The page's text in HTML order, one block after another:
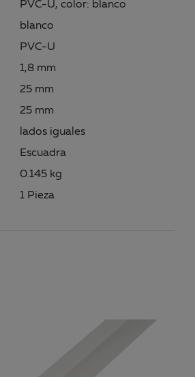
PVC-U, color: blanco
blanco
PVC-U
1,8 mm
25 mm
25 mm
lados iguales
Escuadra
0.145 kg
1 Pieza